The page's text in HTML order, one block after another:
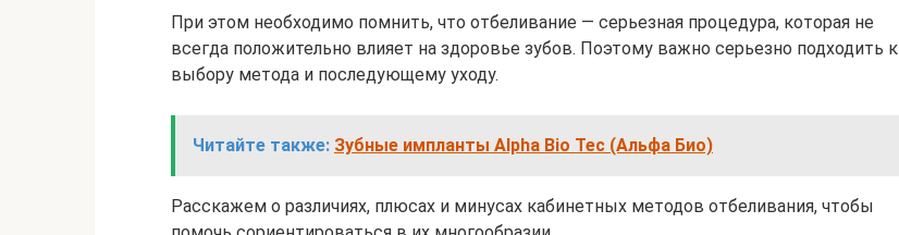
При этом необходимо помнить, что отбеливание — серьезная процедура, которая не
всегда положительно влияет на здоровье зубов. Поэтому важно серьезно подходить к
выбору метода и последующему уходу.
Читайте также: Зубные импланты Alpha Bio Tec (Альфа Био)
Расскажем о различиях, плюсах и минусах кабинетных методов отбеливания, чтобы